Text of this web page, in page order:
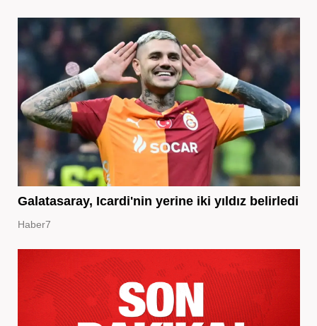
Galatasaray, Icardi'nin yerine iki yıldız belirledi
Haber7